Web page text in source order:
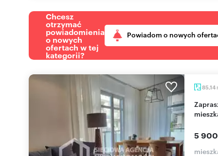
Chcesz
otrzymać
powiadomienia
o nowych
ofertach w tej
kategorii?
Powiadom o nowych
85,14
Zapraszam do wynajęcia 3-pokojowego
5